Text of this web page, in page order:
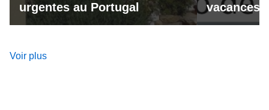
urgentes au Portugal
vacances
Voir plus